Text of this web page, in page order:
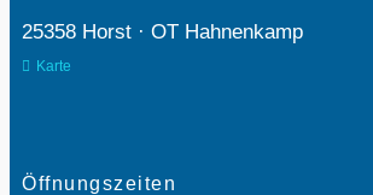
25358 Horst · OT Hahnenkamp
Karte
Öffnungszeiten